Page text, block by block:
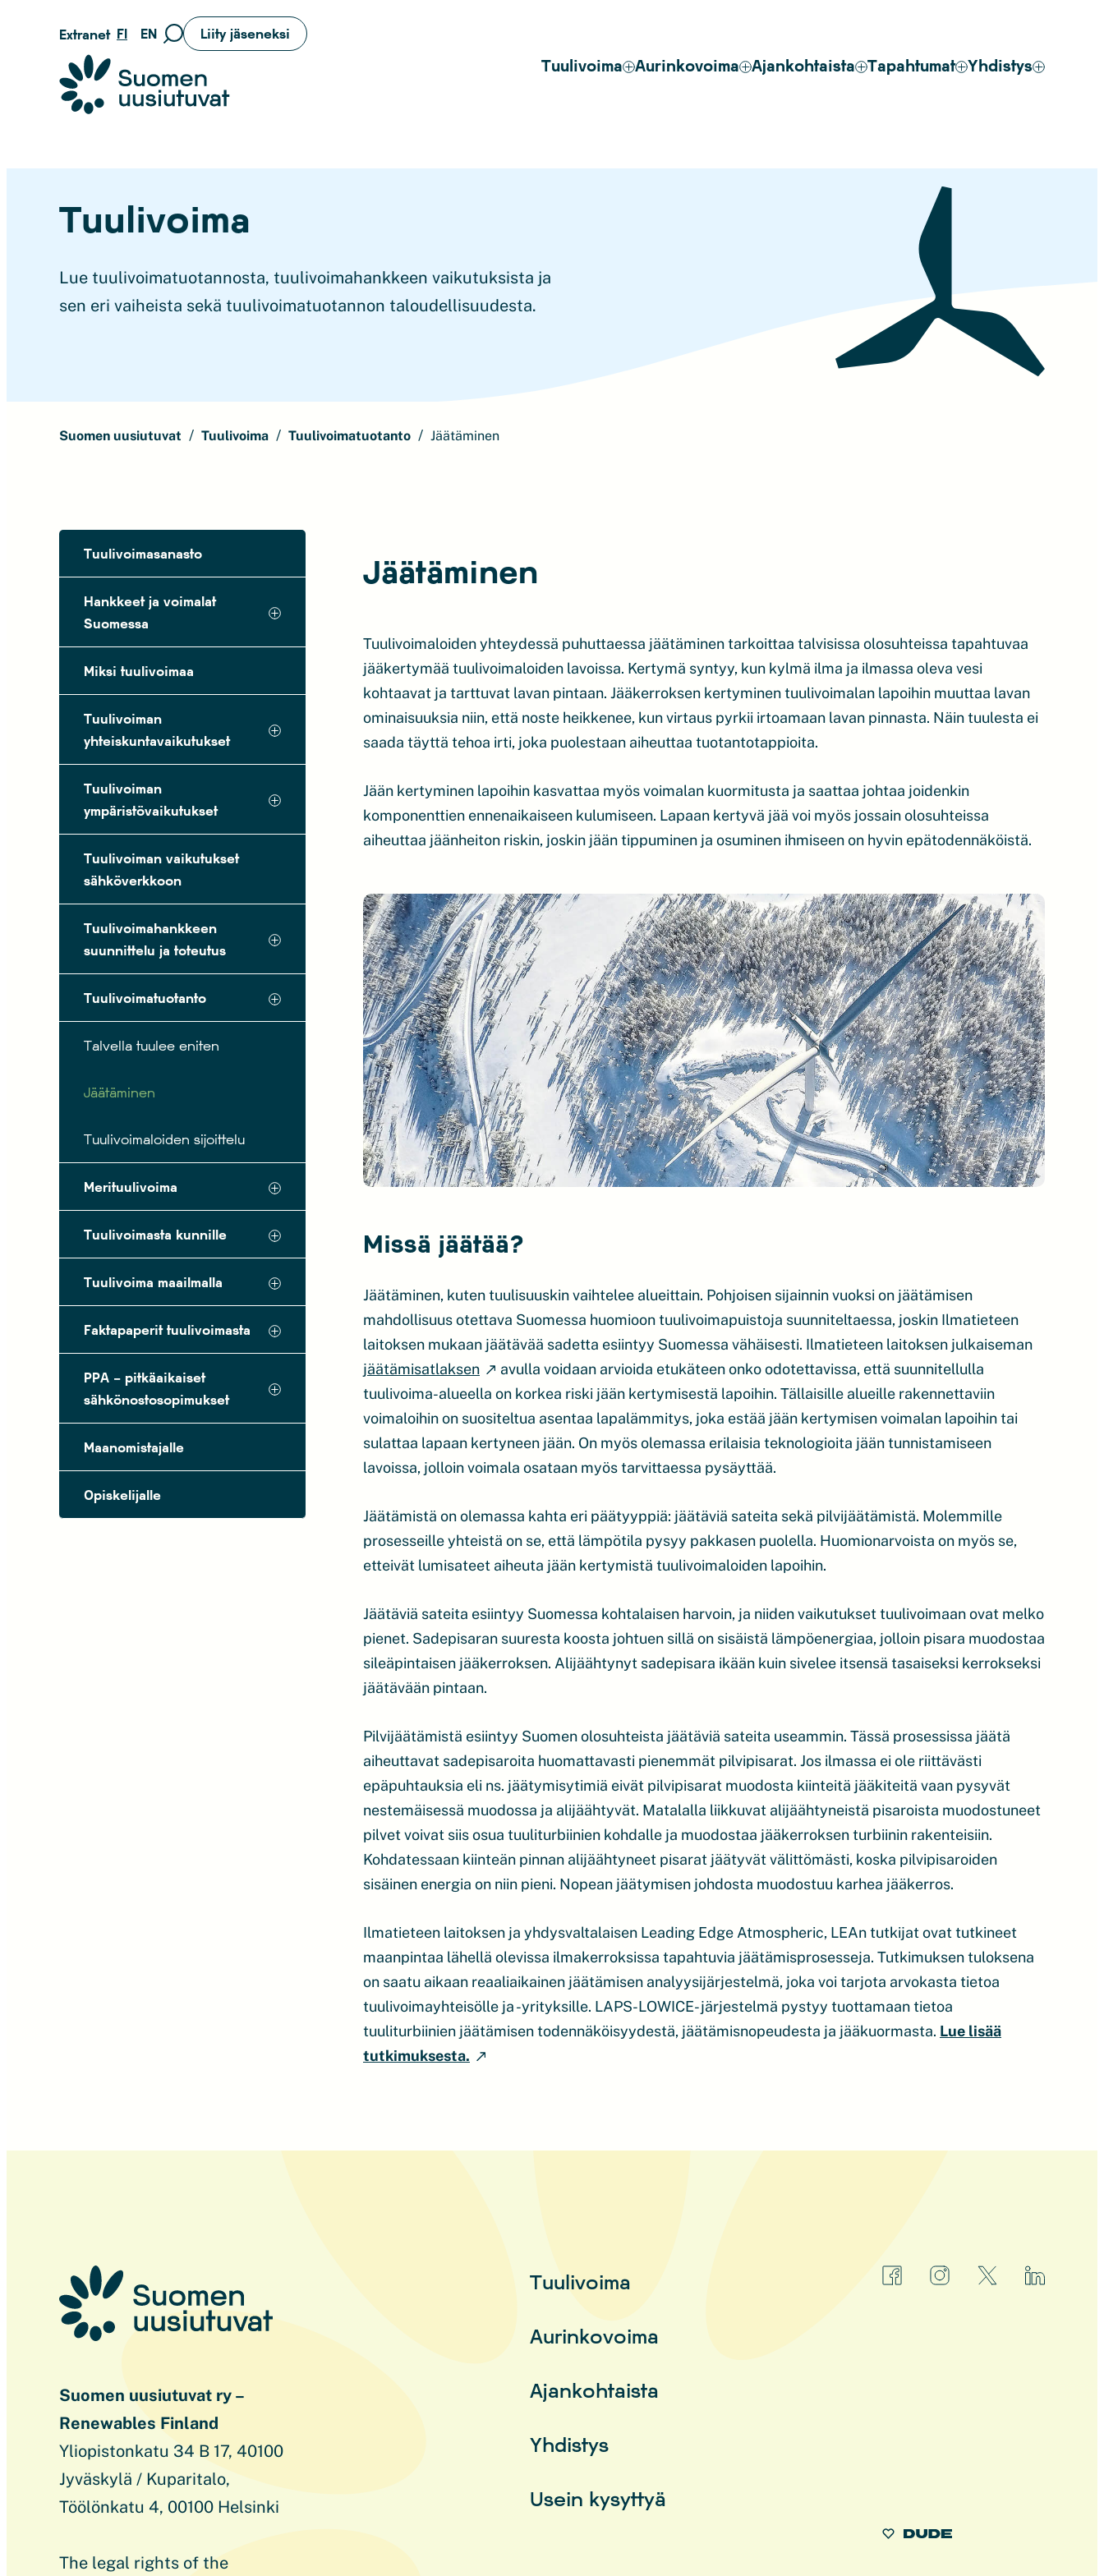
sisältöön
Extranet FI EN
Siirry
Liity jäseneksi
Suomen uusiutuvat ry
Tuulivoima Aurinkovoima Ajankohtaista Tapahtumat Yhdistys
Tuulivoima
Lue tuulivoimatuotannosta, tuulivoimahankkeen vaikutuksista ja
sen eri vaiheista sekä tuulivoimatuotannon taloudellisuudesta.
Suomen uusiutuvat Tuulivoima Tuulivoimatuotanto Jäätäminen
Tuulivoimasanasto
Hankkeet ja voimalat
Suomessa
Miksi tuulivoimaa
Tuulivoiman
yhteiskuntavaikutukset
Tuulivoiman
ympäristövaikutukset
Tuulivoiman vaikutukset
sähköverkkoon
Tuulivoimahankkeen
suunnittelu ja toteutus
Tuulivoimatuotanto
Talvella tuulee eniten
Jäätäminen
Tuulivoimaloiden sijoittelu
Merituulivoima
Tuulivoimasta kunnille
Tuulivoima maailmalla
Faktapaperit tuulivoimasta
PPA – pitkäaikaiset
sähkönostosopimukset
Maanomistajalle
Opiskelijalle
Jäätäminen
Tuulivoimaloiden yhteydessä puhuttaessa jäätäminen tarkoittaa talvisissa olosuhteissa tapahtuvaa
jääkertymää tuulivoimaloiden lavoissa. Kertymä syntyy, kun kylmä ilma ja ilmassa oleva vesi
kohtaavat ja tarttuvat lavan pintaan. Jääkerroksen kertyminen tuulivoimalan lapoihin muuttaa lavan
ominaisuuksia niin, että noste heikkenee, kun virtaus pyrkii irtoamaan lavan pinnasta. Näin tuulesta ei
saada täyttä tehoa irti, joka puolestaan aiheuttaa tuotantotappioita.
Jään kertyminen lapoihin kasvattaa myös voimalan kuormitusta ja saattaa johtaa joidenkin
komponenttien ennenaikaiseen kulumiseen. Lapaan kertyvä jää voi myös jossain olosuhteissa
aiheuttaa jäänheiton riskin, joskin jään tippuminen ja osuminen ihmiseen on hyvin epätodennäköistä.
Missä jäätää?
Jäätäminen, kuten tuulisuuskin vaihtelee alueittain. Pohjoisen sijainnin vuoksi on jäätämisen
mahdollisuus otettava Suomessa huomioon tuulivoimapuistoja suunniteltaessa, joskin Ilmatieteen
laitoksen mukaan jäätävää sadetta esiintyy Suomessa vähäisesti. Ilmatieteen laitoksen julkaiseman
jäätämisatlaksen
avulla voidaan arvioida etukäteen onko odotettavissa, että suunnitellulla
tuulivoima-alueella on korkea riski jään kertymisestä lapoihin. Tällaisille alueille rakennettaviin
voimaloihin on suositeltua asentaa lapalämmitys, joka estää jään kertymisen voimalan lapoihin tai
sulattaa lapaan kertyneen jään. On myös olemassa erilaisia teknologioita jään tunnistamiseen
lavoissa, jolloin voimala osataan myös tarvittaessa pysäyttää.
Jäätämistä on olemassa kahta eri päätyyppiä: jäätäviä sateita sekä pilvijäätämistä. Molemmille
prosesseille yhteistä on se, että lämpötila pysyy pakkasen puolella. Huomionarvoista on myös se,
etteivät lumisateet aiheuta jään kertymistä tuulivoimaloiden lapoihin.
Jäätäviä sateita esiintyy Suomessa kohtalaisen harvoin, ja niiden vaikutukset tuulivoimaan ovat melko
pienet. Sadepisaran suuresta koosta johtuen sillä on sisäistä lämpöenergiaa, jolloin pisara muodostaa
sileäpintaisen jääkerroksen. Alijäähtynyt sadepisara ikään kuin sivelee itsensä tasaiseksi kerrokseksi
jäätävään pintaan.
Pilvijäätämistä esiintyy Suomen olosuhteista jäätäviä sateita useammin. Tässä prosessissa jäätä
aiheuttavat sadepisaroita huomattavasti pienemmät pilvipisarat. Jos ilmassa ei ole riittävästi
epäpuhtauksia eli ns. jäätymisytimiä eivät pilvipisarat muodosta kiinteitä jääkiteitä vaan pysyvät
nestemäisessä muodossa ja alijäähtyvät. Matalalla liikkuvat alijäähtyneistä pisaroista muodostuneet
pilvet voivat siis osua tuuliturbiinien kohdalle ja muodostaa jääkerroksen turbiinin rakenteisiin.
Kohdatessaan kiinteän pinnan alijäähtyneet pisarat jäätyvät välittömästi, koska pilvipisaroiden
sisäinen energia on niin pieni. Nopean jäätymisen johdosta muodostuu karhea jääkerros.
Ilmatieteen laitoksen ja yhdysvaltalaisen Leading Edge Atmospheric, LEAn tutkijat ovat tutkineet
maanpintaa lähellä olevissa ilmakerroksissa tapahtuvia jäätämisprosesseja. Tutkimuksen tuloksena
on saatu aikaan reaaliaikainen jäätämisen analyysijärjestelmä, joka voi tarjota arvokasta tietoa
tuulivoimayhteisölle ja -yrityksille. LAPS-LOWICE- järjestelmä pystyy tuottamaan tietoa
tuuliturbiinien jäätämisen todennäköisyydestä, jäätämisnopeudesta ja jääkuormasta. Lue lisää
tutkimuksesta.
Suomen uusiutuvat ry –
Renewables Finland
Yliopistonkatu 34 B 17, 40100
Jyväskylä / Kuparitalo,
Töölönkatu 4, 00100 Helsinki
The legal rights of the
Tuulivoima
Aurinkovoima
Ajankohtaista
Yhdistys
Usein kysyttyä
facebookinstagram linkedin